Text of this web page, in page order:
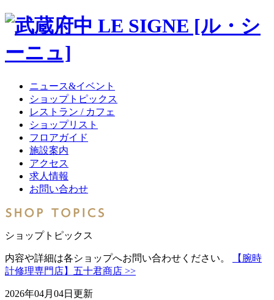
ニュース&イベント
ショップトピックス
レストラン / カフェ
ショップリスト
フロアガイド
施設案内
アクセス
求人情報
お問い合わせ
ショップトピックス
内容や詳細は各ショップへお問い合わせください。
【腕時
計修理専門店】五十君商店 >>
2026年04月04日更新